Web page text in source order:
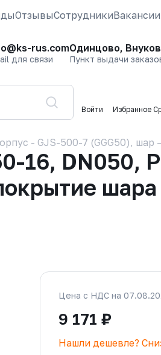
ОтзывыСотрудникиВакансии
rus.com
для связи
Одинцово,
Пункт выдачи
Войти Избранное
- GJS-500-7 (GGG50), шар
16, DN050,
шара
Цена с НДС на
9 171 ₽
Нашли дешевле?